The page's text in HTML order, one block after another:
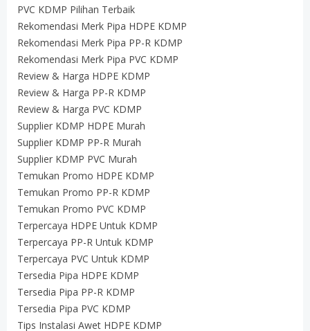
PVC KDMP Pilihan Terbaik
Rekomendasi Merk Pipa HDPE KDMP
Rekomendasi Merk Pipa PP-R KDMP
Rekomendasi Merk Pipa PVC KDMP
Review & Harga HDPE KDMP
Review & Harga PP-R KDMP
Review & Harga PVC KDMP
Supplier KDMP HDPE Murah
Supplier KDMP PP-R Murah
Supplier KDMP PVC Murah
Temukan Promo HDPE KDMP
Temukan Promo PP-R KDMP
Temukan Promo PVC KDMP
Terpercaya HDPE Untuk KDMP
Terpercaya PP-R Untuk KDMP
Terpercaya PVC Untuk KDMP
Tersedia Pipa HDPE KDMP
Tersedia Pipa PP-R KDMP
Tersedia Pipa PVC KDMP
Tips Instalasi Awet HDPE KDMP